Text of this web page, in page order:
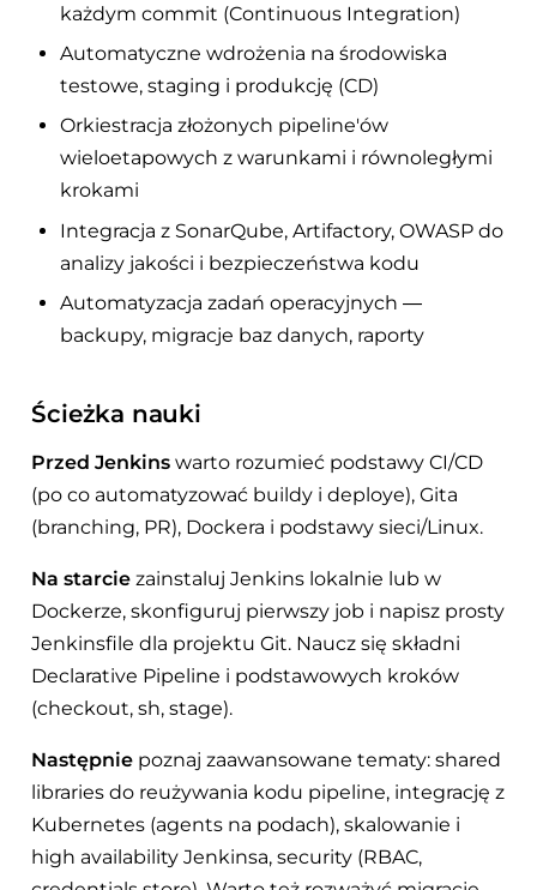
każdym commit (Continuous Integration)
Automatyczne wdrożenia na środowiska
testowe, staging i produkcję (CD)
Orkiestracja złożonych pipeline'ów
wieloetapowych z warunkami i równoległymi
krokami
Integracja z SonarQube, Artifactory, OWASP do
analizy jakości i bezpieczeństwa kodu
Automatyzacja zadań operacyjnych —
backupy, migracje baz danych, raporty
Ścieżka nauki
Przed Jenkins warto rozumieć podstawy CI/CD
(po co automatyzować buildy i deploye), Gita
(branching, PR), Dockera i podstawy sieci/Linux.
Na starcie zainstaluj Jenkins lokalnie lub w
Dockerze, skonfiguruj pierwszy job i napisz prosty
Jenkinsfile dla projektu Git. Naucz się składni
Declarative Pipeline i podstawowych kroków
(checkout, sh, stage).
Następnie poznaj zaawansowane tematy: shared
libraries do reużywania kodu pipeline, integrację z
Kubernetes (agents na podach), skalowanie i
high availability Jenkinsa, security (RBAC,